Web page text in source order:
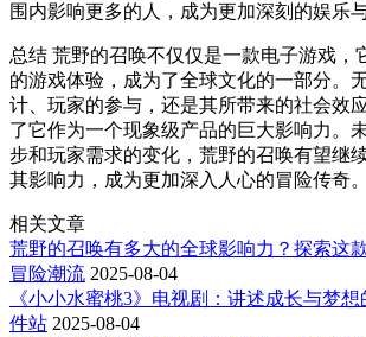
围内影响更多的人，成为更加深刻的娱乐
总结 荒野的召唤不仅仅是一款电子游戏，
的游戏体验，成为了全球文化的一部分。
计、玩家的参与，还是其所带来的社会效
了它作为一个现象级产品的巨大影响力。
步和玩家需求的变化，荒野的召唤有望继
其影响力，成为更加深入人心的冒险传奇。
相关文章
荒野的召唤有多大的全球影响力？探索这
冒险潮流 2025-08-04
《小小水蜜桃3》电视剧：讲述成长与梦
件站 2025-08-04